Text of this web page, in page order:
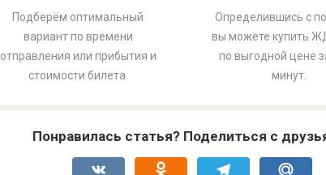
Подберём оптимальный
вариант по времени
отправления или прибытия и
стоимости билета.
Определившись с
вы можете купить
по выгодной цене
минут.
Понравилась статья? Поделиться с
VK OdnoklassnikiTelegram